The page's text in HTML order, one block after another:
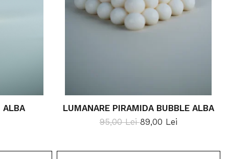
ALBA
LUMANARE PIRAMIDA BUBBLE ALBA
95,00 Lei89,00 Lei